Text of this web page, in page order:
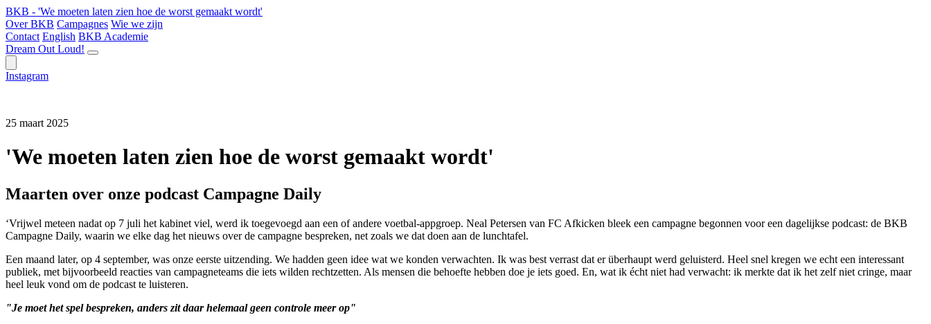
BKB - 'We moeten laten zien hoe de worst gemaakt wordt'
Over BKB Campagnes Wie we zijn
Contact English BKB Academie
Dream Out Loud!
Instagram
25 maart 2025
'We moeten laten zien hoe de worst gemaakt wordt'
Maarten over onze podcast Campagne Daily
‘Vrijwel meteen nadat op 7 juli het kabinet viel, werd ik toegevoegd aan een of andere voetbal-appgroep. Neal Petersen van FC Afkicken bleek een campagne begonnen voor een dagelijkse podcast: de BKB
Campagne Daily, waarin we elke dag het nieuws over de campagne bespreken, net zoals we dat doen aan de lunchtafel.
Een maand later, op 4 september, was onze eerste uitzending. We hadden geen idee wat we konden verwachten. Ik was best verrast dat er überhaupt werd geluisterd. Heel snel kregen we echt een interessant
publiek, met bijvoorbeeld reacties van campagneteams die iets wilden rechtzetten. Als mensen die behoefte hebben doe je iets goed. En, wat ik écht niet had verwacht: ik merkte dat ik het zelf niet cringe, maar
heel leuk vond om de podcast te luisteren.
"Je moet het spel bespreken, anders zit daar helemaal geen controle meer op"